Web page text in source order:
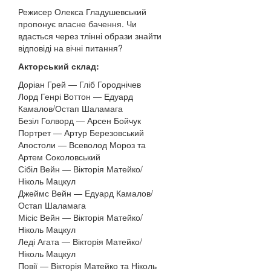
Режисер Олекса Гладушевський
пропонує власне бачення. Чи
вдасться через тлінні образи знайти
відповіді на вічні питання?
Акторський склад:
Доріан Грей — Гліб Городнічев
Лорд Генрі Воттон — Едуард
Камалов/Остап Шаламага
Безіл Голворд — Арсен Бойчук
Портрет — Артур Березовський
Апостоли — Всеволод Мороз та
Артем Соколовський
Сібіл Вейн — Вікторія Матейко/
Ніколь Мацкул
Джеймс Вейн — Едуард Камалов/
Остап Шаламага
Місіс Вейн — Вікторія Матейко/
Ніколь Мацкул
Леді Агата — Вікторія Матейко/
Ніколь Мацкул
Повії — Вікторія Матейко та Ніколь